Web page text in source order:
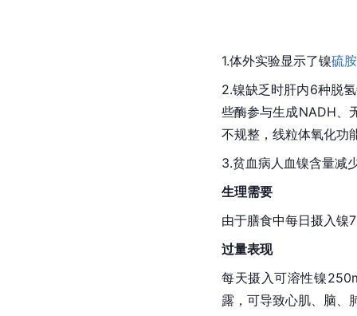
1.体外实验显示了镍硫
2.镍缺乏时肝内6种脱
些酶参与生成NADH、
不规整，线粒体氧化功
3.贫血病人血镍含量减
生理需要
由于膳食中每日摄入
过量表现
每天摄入可溶性镍
露，可导致心肌、脑、